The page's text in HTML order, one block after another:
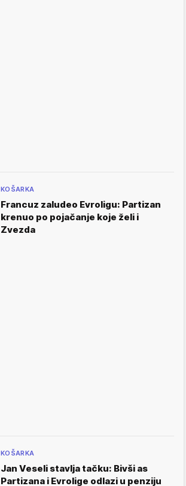
KOŠARKA
Francuz zaludeo Evroligu: Partizan
krenuo po pojačanje koje želi i
Zvezda
KOŠARKA
Jan Veseli stavlja tačku: Bivši as
Partizana i Evrolige odlazi u penziju